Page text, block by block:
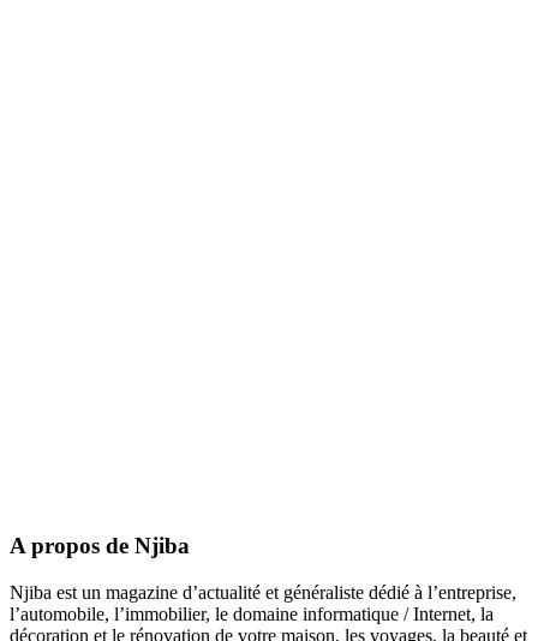
A propos de Njiba
Njiba est un magazine d’actualité et généraliste dédié à l’entreprise,
l’automobile, l’immobilier, le domaine informatique / Internet, la
décoration et le rénovation de votre maison, les voyages, la beauté et